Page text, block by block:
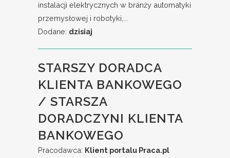
instalacji elektrycznych w branży automatyki
przemysłowej i robotyki,...
Dodane: dzisiaj
STARSZY DORADCA
KLIENTA BANKOWEGO
/ STARSZA
DORADCZYNI KLIENTA
BANKOWEGO
Pracodawca: Klient portalu Praca.pl